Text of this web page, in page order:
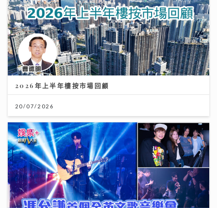
2026年上半年樓按市場回顧
20/07/2026